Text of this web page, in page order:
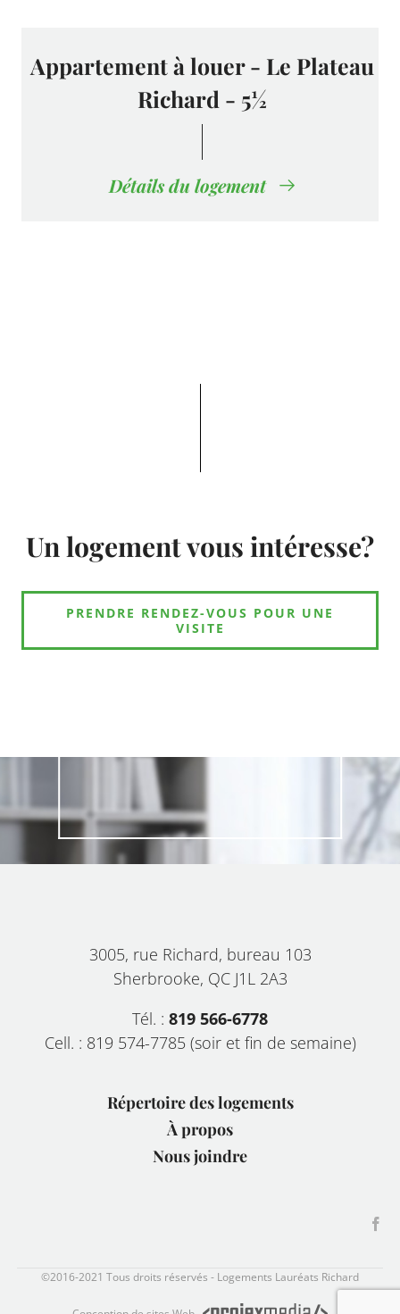
Appartement à louer - Le Plateau
Richard - 5½
Détails du logement
Un logement vous intéresse?
PRENDRE RENDEZ-VOUS POUR UNE
VISITE
3005, rue Richard, bureau 103
Sherbrooke, QC J1L 2A3
Tél. : 819 566-6778
Cell. : 819 574-7785 (soir et fin de semaine)
Répertoire des logements
À propos
Nous joindre
©2016-2021 Tous droits réservés - Logements Lauréats Richard